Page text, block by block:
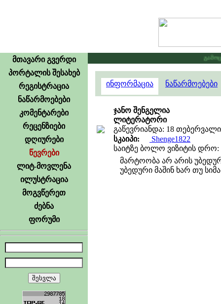
მთავარი გვერდი
პორტალის შესახებ
რეგისტრაცია
ნაწარმოებები
კომენტარები
რეცენზიები
დღიურები
წევრები
ლიტ-მოვლენა
ილუსტრაცია
მოგვწერეთ
ძებნა
ფორუმი
ინფორმაცია ნაწარმოებები
ჯანო შენგელია
ლიტერატორი
გაწევრიანდა: 18
სკაიპი:
Shenge1822
საიტზე ბოლო ვიზიტის დრო:
მარტოობა არ არის
უბედური მაშინ ხარ თუ